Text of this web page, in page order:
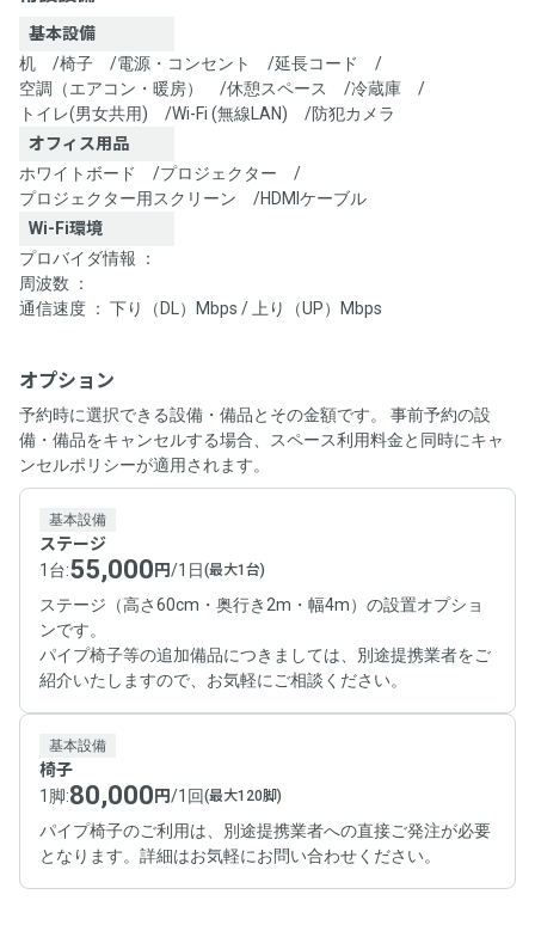
基本設備
机 /椅子 /電源・コンセント /延長コード
/
空調（エアコン・暖房）
/休憩スペース /冷蔵庫 /
トイレ(男女共用) /Wi-Fi (無線LAN) /防犯カメラ
オフィス用品
ホワイトボード
/プロジェクター /
プロジェクター用スクリーン /HDMIケーブル
Wi-Fi環境
プロバイダ情報 ：
周波数 ：
通信速度 ： 下り（DL）Mbps / 上り（UP）Mbps
オプション
予約時に選択できる設備・備品とその金額です。 事前予約の設
備・備品をキャンセルする場合、スペース利用料金と同時にキャ
ンセルポリシーが適用されます。
基本設備
ステージ
1台:55,000円/1日(最大1台)
ステージ（高さ60cm・奥行き2m・幅4m）の設置オプショ
ンです。
パイプ椅子等の追加備品につきましては、別途提携業者をご
紹介いたしますので、お気軽にご相談ください。
基本設備
椅子
1脚:80,000円/1回(最大120脚)
パイプ椅子のご利用は、別途提携業者への直接ご発注が必要
となります。詳細はお気軽にお問い合わせください。